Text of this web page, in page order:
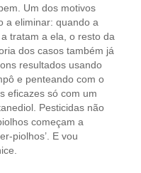
Um dos motivos
a eliminar: quando a
tratam a ela, o resto da
dos casos também já
resultados usando
e penteando com o
eficazes só com um
Pesticidas não
começam a
piolhos’. E vou